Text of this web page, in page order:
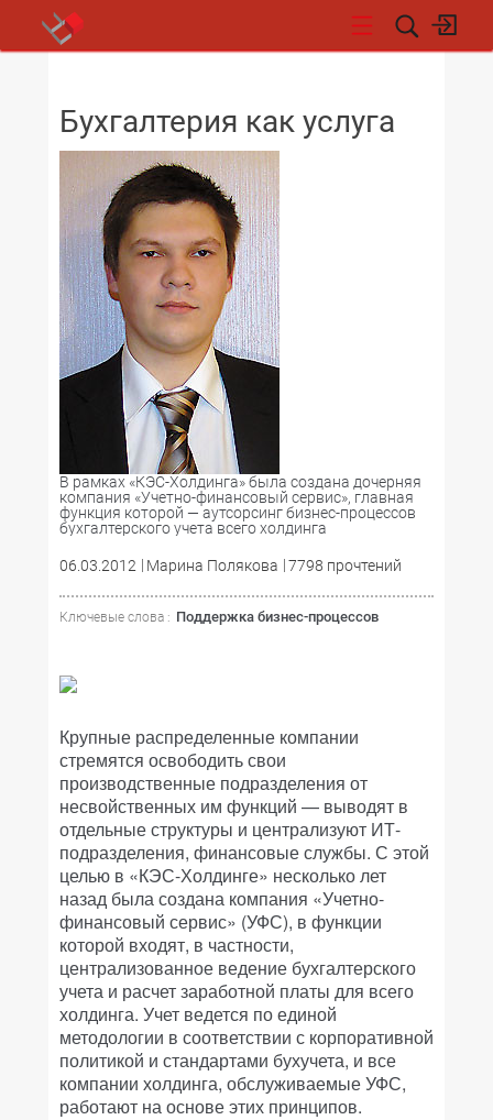
Бухгалтерия как услуга
В рамках «КЭС-Холдинга» была создана дочерняя
компания «Учетно-финансовый сервис», главная
функция которой — аутсорсинг бизнес-процессов
бухгалтерского учета всего холдинга
06.03.2012 Марина Полякова 7798 прочтений
Ключевые слова : Поддержка бизнес-процессов
Крупные распределенные компании
стремятся освободить свои
производственные подразделения от
несвойственных им функций — выводят в
отдельные структуры и централизуют ИТ-
подразделения, финансовые службы. С этой
целью в «КЭС-Холдинге» несколько лет
назад была создана компания «Учетно-
финансовый сервис» (УФС), в функции
которой входят, в частности,
централизованное ведение бухгалтерского
учета и расчет заработной платы для всего
холдинга. Учет ведется по единой
методологии в соответствии с корпоративной
политикой и стандартами бухучета, и все
компании холдинга, обслуживаемые УФС,
работают на основе этих принципов.